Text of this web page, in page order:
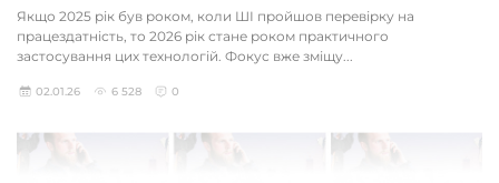
Якщо 2025 рік був роком, коли ШІ пройшов перевірку на
працездатність, то 2026 рік стане роком практичного
застосування цих технологій. Фокус вже зміщу...
02.01.26 6 528 0